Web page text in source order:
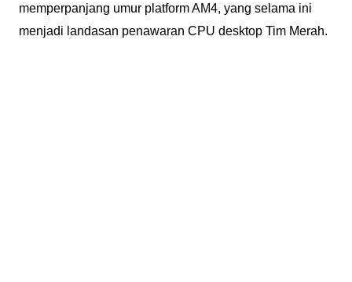
memperpanjang umur platform AM4, yang selama ini
menjadi landasan penawaran CPU desktop Tim Merah.